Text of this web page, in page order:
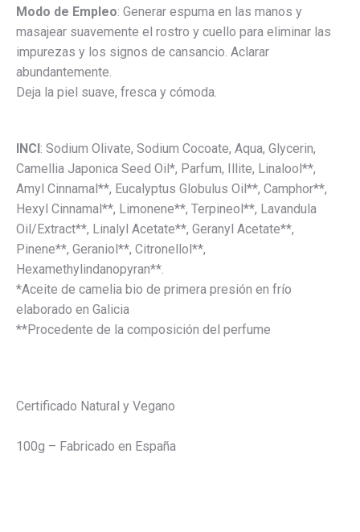
Modo de Empleo: Generar espuma en las manos y
masajear suavemente el rostro y cuello para eliminar las
impurezas y los signos de cansancio. Aclarar
abundantemente.
Deja la piel suave, fresca y cómoda.
INCI: Sodium Olivate, Sodium Cocoate, Aqua, Glycerin,
Camellia Japonica Seed Oil*, Parfum, Illite, Linalool**,
Amyl Cinnamal**, Eucalyptus Globulus Oil**, Camphor**,
Hexyl Cinnamal**, Limonene**, Terpineol**, Lavandula
Oil/Extract**, Linalyl Acetate**, Geranyl Acetate**,
Pinene**, Geraniol**, Citronellol**,
Hexamethylindanopyran**.
*Aceite de camelia bio de primera presión en frío
elaborado en Galicia
**Procedente de la composición del perfume
Certificado Natural y Vegano
100g – Fabricado en España